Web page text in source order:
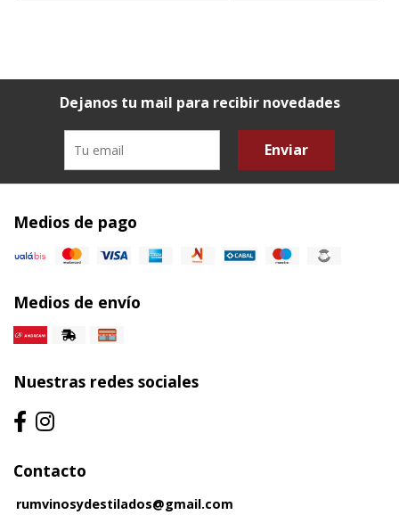
Dejanos tu mail para recibir novedades
Enviar
Medios de pago
Medios de envío
Nuestras redes sociales
Contacto
rumvinosydestilados@gmail.com